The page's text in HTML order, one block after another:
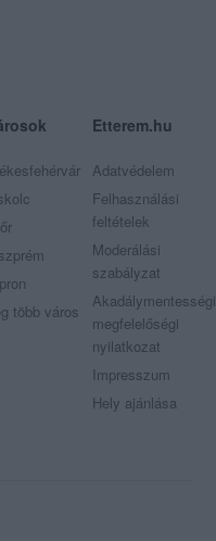
több város
Etterem.hu
Adatvédelem
Felhasználási
feltételek
Moderálási
szabályzat
Akadálymentességi
megfelelőségi
nyilatkozat
Impresszum
Hely ajánlása